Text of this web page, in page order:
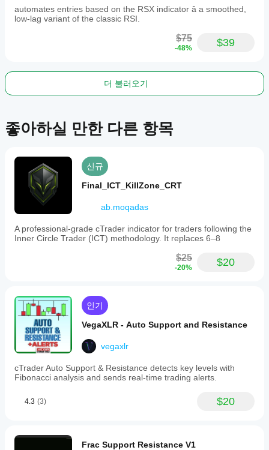
automates entries based on the RSX indicator â a smoothed,
low-lag variant of the classic RSI.
$75
-48% $39
더 불러오기
좋아하실 만한 다른 항목
신규
Final_ICT_KillZone_CRT
ab.moqadas
A professional-grade cTrader indicator for traders following the
Inner Circle Trader (ICT) methodology. It replaces 6–8
$25
-20% $20
인기
VegaXLR - Auto Support and Resistance
vegaxlr
cTrader Auto Support & Resistance detects key levels with
Fibonacci analysis and sends real-time trading alerts.
4.3 (3) $20
Frac Support Resistance V1